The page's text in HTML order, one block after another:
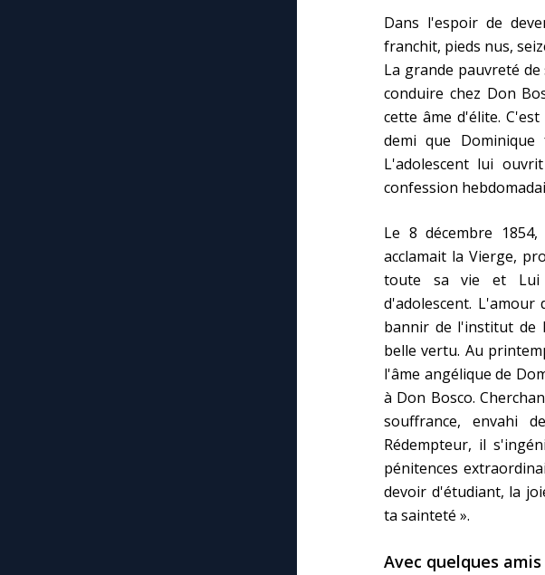
Dans l'espoir de
franchit, pieds nus,
La grande pauvreté
conduire chez Don
cette âme d'élite.
demi que
L'adolescent lui
confession
Le 8 décembre
acclamait la Vierge,
toute sa vie et Lui
d'adolescent.
bannir de l'institut de
belle vertu. Au
l'âme angélique de
à Don Bosco.
souffrance, envahi
Rédempteur, il
pénitences
devoir d'étudiant, la
ta sainteté ».
Avec quelques